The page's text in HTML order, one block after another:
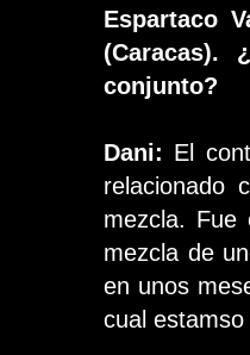
Espartaco
(Caracas).
conjunto?
Dani: El
relacionado
mezcla. Fue
mezcla de
en unos
cual